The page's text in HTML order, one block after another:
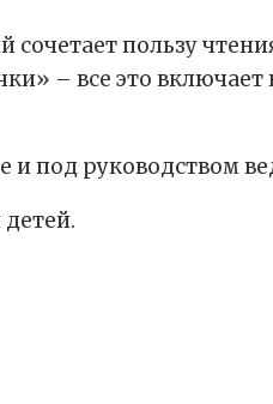
пользу
– все это включает
и под руководством